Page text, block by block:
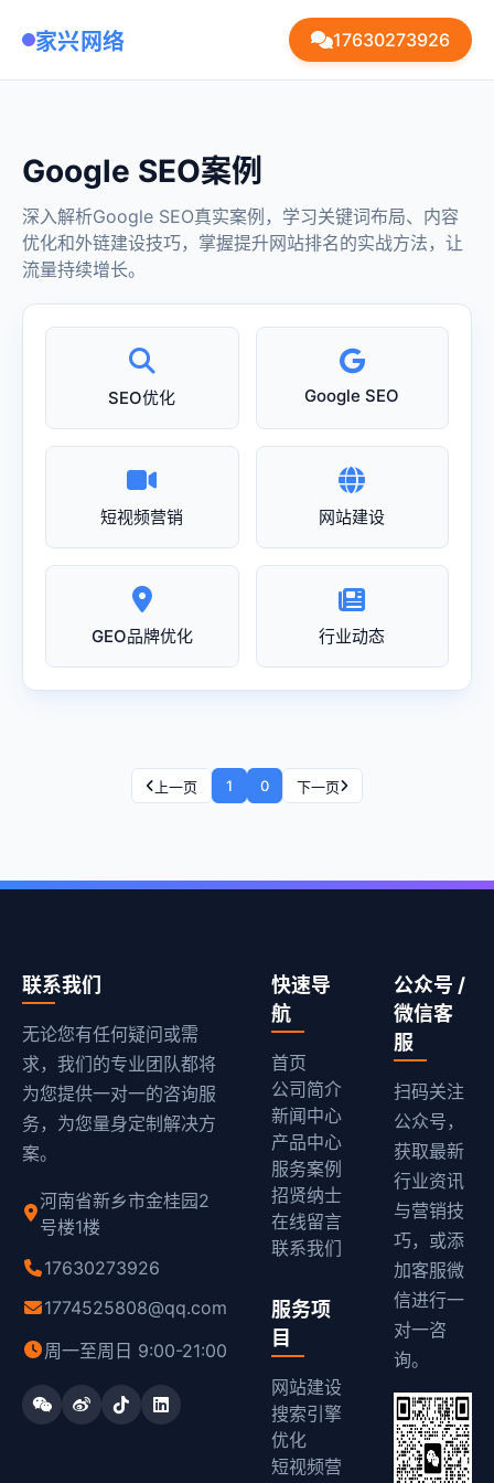
家兴网络 17630273926
Google SEO案例
深入解析Google SEO真实案例，学习关键词布局、内容
优化和外链建设技巧，掌握提升网站排名的实战方法，让
流量持续增长。
SEO优化 Google SEO
短视频营销 网站建设
GEO品牌优化 行业动态
上一页 1 0 下一页
联系我们
无论您有任何疑问或需
求，我们的专业团队都将
为您提供一对一的咨询服
务，为您量身定制解决方
案。
河南省新乡市金桂园2
号楼1楼
17630273926
1774525808@qq.com
周一至周日 9:00-21:00
快速导
航
首页
公司简介
新闻中心
产品中心
服务案例
招贤纳士
在线留言
联系我们
服务项
目
网站建设
搜索引擎
优化
短视频营
公众号 /
微信客
服
扫码关注
公众号，
获取最新
行业资讯
与营销技
巧，或添
加客服微
信进行一
对一咨
询。